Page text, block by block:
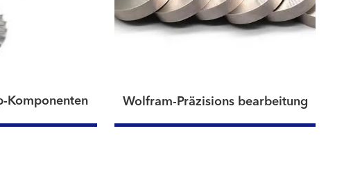
Komponenten Wolfram-Präzisions bearbeitung